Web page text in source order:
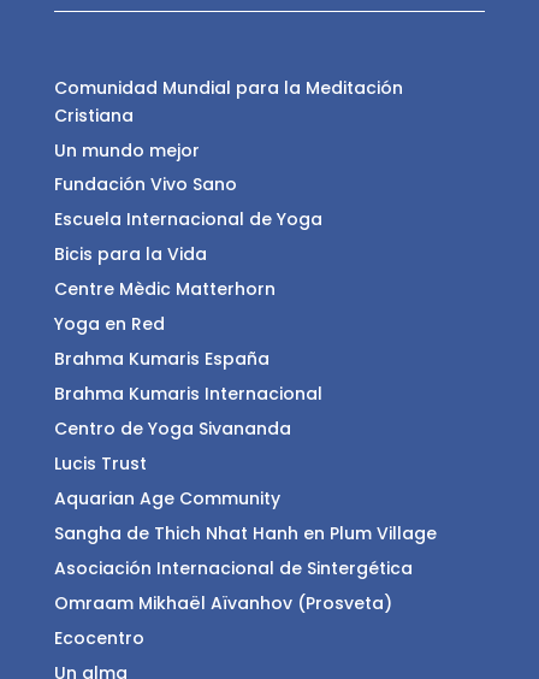
Comunidad Mundial para la Meditación
Cristiana
Un mundo mejor
Fundación Vivo Sano
Escuela Internacional de Yoga
Bicis para la Vida
Centre Mèdic Matterhorn
Yoga en Red
Brahma Kumaris España
Brahma Kumaris Internacional
Centro de Yoga Sivananda
Lucis Trust
Aquarian Age Community
Sangha de Thich Nhat Hanh en Plum Village
Asociación Internacional de Sintergética
Omraam Mikhaël Aïvanhov (Prosveta)
Ecocentro
Un alma